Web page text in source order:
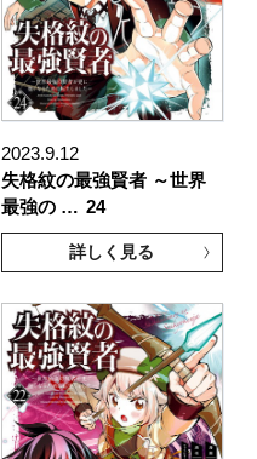
2023.9.12
失格紋の最強賢者 ～世界
最強の … 24
詳しく見る